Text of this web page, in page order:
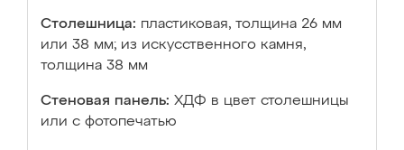
Столешница: пластиковая, толщина 26 мм
или 38 мм; из искусственного камня,
толщина 38 мм
Стеновая панель: ХДФ в цвет столешницы
или с фотопечатью